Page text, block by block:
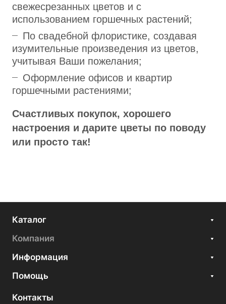
свежесрезанных цветов и с
использованием горшечных растений;
По свадебной флористике, создавая
изумительные произведения из цветов,
учитывая Ваши пожелания;
Оформление офисов и квартир
горшечными растениями;
Счастливых покупок, хорошего
настроения и дарите цветы по поводу
или просто так!
Каталог
Компания
Информация
Помощь
Контакты